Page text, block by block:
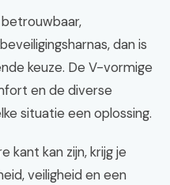
dan is
keuze. De V-vormige
en de diverse
situatie een oplossing.
kant kan zijn, krijg je
veiligheid en een